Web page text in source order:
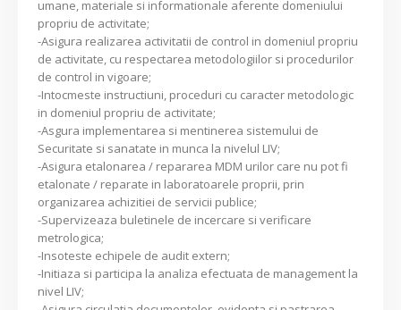
umane, materiale si informationale aferente domeniului
propriu de activitate;
-Asigura realizarea activitatii de control in domeniul propriu
de activitate, cu respectarea metodologiilor si procedurilor
de control in vigoare;
-Intocmeste instructiuni, proceduri cu caracter metodologic
in domeniul propriu de activitate;
-Asgura implementarea si mentinerea sistemului de
Securitate si sanatate in munca la nivelul LIV;
-Asigura etalonarea / repararea MDM urilor care nu pot fi
etalonate / reparate in laboratoarele proprii, prin
organizarea achizitiei de servicii publice;
-Supervizeaza buletinele de incercare si verificare
metrologica;
-Insoteste echipele de audit extern;
-Initiaza si participa la analiza efectuata de management la
nivel LIV;